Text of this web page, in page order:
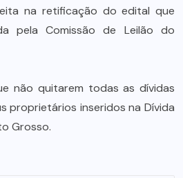
na retificação do edital que
pela Comissão de Leilão do
não quitarem todas as dívidas
proprietários inseridos na Dívida
Grosso.